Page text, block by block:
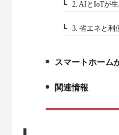
3-2.2. AIとIoTが
3-3.3. 省エネと利
4.
スマートホーム
5.
関連情報